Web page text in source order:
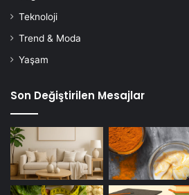
Teknoloji
Trend & Moda
Yaşam
Son Değiştirilen Mesajlar